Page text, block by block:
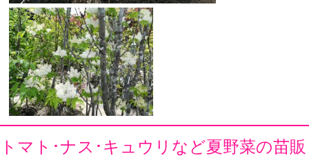
トマト･ナス･キュウリなど夏野菜の苗販